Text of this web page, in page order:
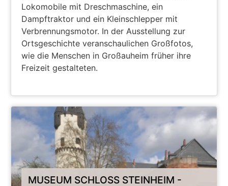
Lokomobile mit Dreschmaschine, ein
Dampftraktor und ein Kleinschlepper mit
Verbrennungsmotor. In der Ausstellung zur
Ortsgeschichte veranschaulichen Großfotos,
wie die Menschen in Großauheim früher ihre
Freizeit gestalteten.
MUSEUM SCHLOSS STEINHEIM -